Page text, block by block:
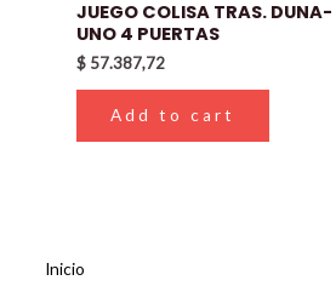
JUEGO COLISA TRAS. DUNA-
UNO 4 PUERTAS
$ 57.387,72
Add to cart
Inicio